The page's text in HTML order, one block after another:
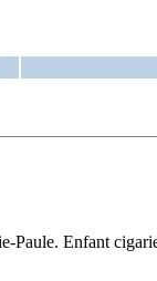
Paule. Enfant